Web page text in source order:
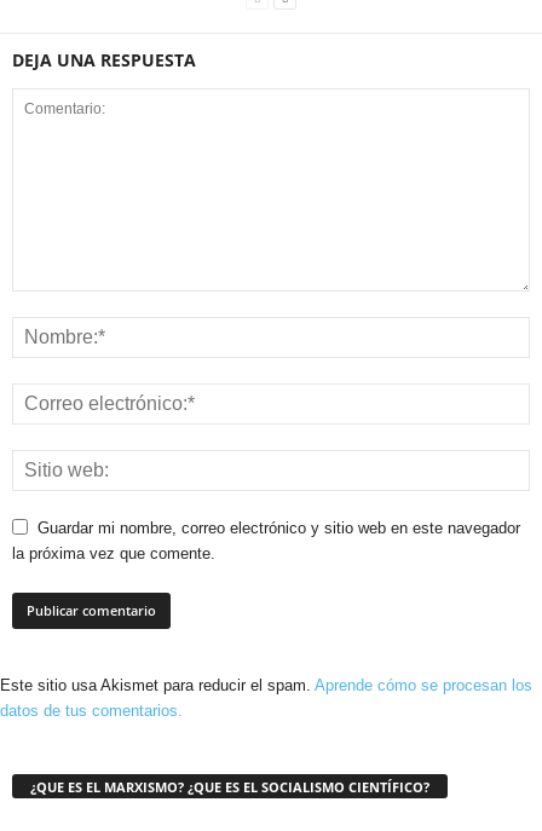
DEJA UNA RESPUESTA
Guardar mi nombre, correo electrónico y sitio web en este navegador
la próxima vez que comente.
Este sitio usa Akismet para reducir el spam. Aprende cómo se procesan los
datos de tus comentarios.
¿QUE ES EL MARXISMO? ¿QUE ES EL SOCIALISMO CIENTÍFICO?